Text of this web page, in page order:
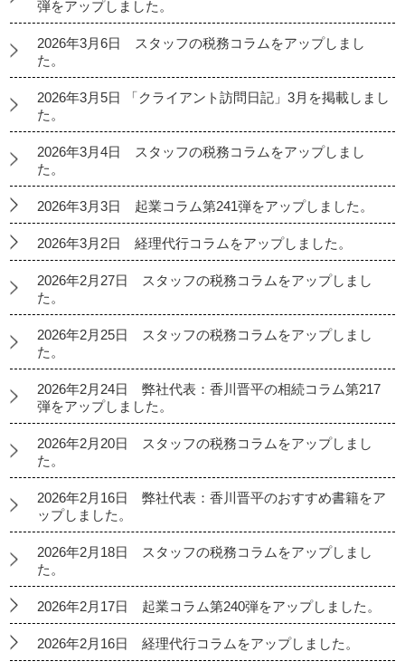
弾をアップしました。
2026年3月6日 スタッフの税務コラムをアップしまし
た。
2026年3月5日 「クライアント訪問日記」3月を掲載しまし
た。
2026年3月4日 スタッフの税務コラムをアップしまし
た。
2026年3月3日 起業コラム第241弾をアップしました。
2026年3月2日 経理代行コラムをアップしました。
2026年2月27日 スタッフの税務コラムをアップしまし
た。
2026年2月25日 スタッフの税務コラムをアップしまし
た。
2026年2月24日 弊社代表：香川晋平の相続コラム第217
弾をアップしました。
2026年2月20日 スタッフの税務コラムをアップしまし
た。
2026年2月16日 弊社代表：香川晋平のおすすめ書籍をア
ップしました。
2026年2月18日 スタッフの税務コラムをアップしまし
た。
2026年2月17日 起業コラム第240弾をアップしました。
2026年2月16日 経理代行コラムをアップしました。